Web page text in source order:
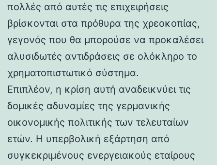
πολλές από αυτές τις επιχειρήσεις
βρίσκονται στα πρόθυρα της χρεοκοπίας,
γεγονός που θα μπορούσε να προκαλέσει
αλυσιδωτές αντιδράσεις σε ολόκληρο το
χρηματοπιστωτικό σύστημα.
Επιπλέον, η κρίση αυτή αναδεικνύει τις
δομικές αδυναμίες της γερμανικής
οικονομικής πολιτικής των τελευταίων
ετών. Η υπερβολική εξάρτηση από
συγκεκριμένους ενεργειακούς εταίρους